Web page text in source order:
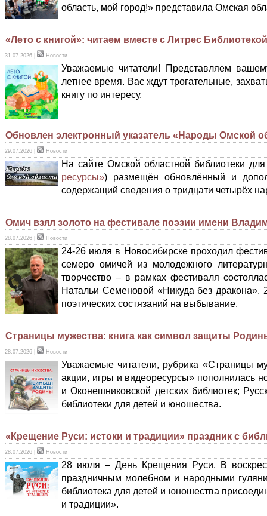
область, мой город!» представила Омская
«Лето с книгой»: читаем вместе с Литрес Библиотекой
31.07.2026 Новости
Уважаемые читатели! Представляем
летнее время. Вас ждут трогательные,
книгу по интересу.
Обновлен электронный указатель «Народы Омской
29.07.2026 Новости
На сайте Омской областной библиотеки
ресурсы») размещён обновлённый и
содержащий сведения о тридцати четырёх
Омич взял золото на фестивале поэзии имени
28.07.2026 Новости
24-26 июля в Новосибирске проходил
семеро омичей из молодежного
творчество – в рамках фестиваля
Натальи Семеновой «Никуда без
поэтических состязаний на выбывание.
Страницы мужества: книга как символ защиты
28.07.2026 Новости
Уважаемые читатели, рубрика «Страницы
акции, игры и видеоресурсы» пополнилась
и Оконешниковской детских библиотек;
библиотеки для детей и юношества.
«Крещение Руси: истоки и традиции» праздник с
28.07.2026 Новости
28 июля – День Крещения Руси. В
праздничным молебном и народными
библиотека для детей и юношества
и традиции».